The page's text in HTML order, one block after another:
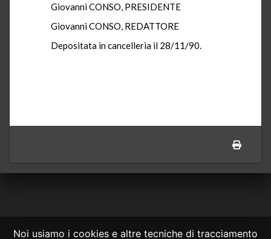
Noi usiamo i cookies e altre tecniche di tracciamento
Giovanni CONSO, PRESIDENTE
Giovanni CONSO, REDATTORE
Depositata in cancelleria il 28/11/90.